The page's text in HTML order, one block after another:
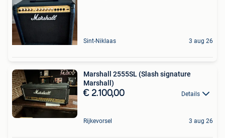
Sint-Niklaas 3 aug 26
Marshall 2555SL (Slash signature
Marshall)
€ 2.100,00 Details
Rijkevorsel 3 aug 26